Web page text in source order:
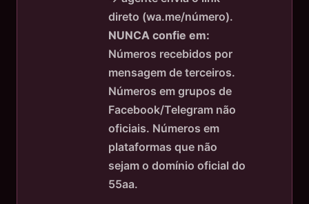
direto (wa.me/número).
NUNCA confie em:
Números recebidos por
mensagem de terceiros.
Números em grupos de
Facebook/Telegram não
oficiais. Números em
plataformas que não
sejam o domínio oficial do
55aa.